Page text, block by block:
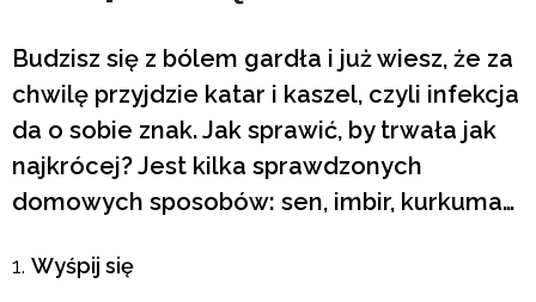
Budzisz się z bólem gardła i już wiesz, że za
chwilę przyjdzie katar i kaszel, czyli infekcja
da o sobie znak. Jak sprawić, by trwała jak
najkrócej? Jest kilka sprawdzonych
domowych sposobów: sen, imbir, kurkuma…
Wyśpij się